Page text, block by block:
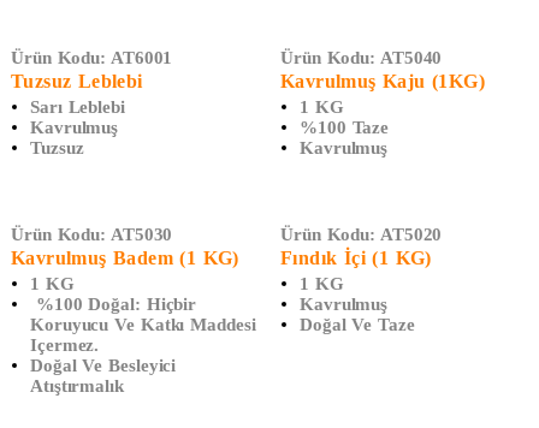
Ürün Kodu: AT6001
Tuzsuz Leblebi
Sarı Leblebi
Kavrulmuş
Tuzsuz
Ürün Kodu: AT5040
Kavrulmuş Kaju (1KG)
1 KG
%100 Taze
Kavrulmuş
Ürün Kodu: AT5030
Kavrulmuş Badem (1 KG)
1 KG
%100 Doğal: Hiçbir
Koruyucu Ve Katkı Maddesi
Içermez.
Doğal Ve Besleyici
Atıştırmalık
Ürün Kodu: AT5020
Fındık İçi (1 KG)
1 KG
Kavrulmuş
Doğal Ve Taze